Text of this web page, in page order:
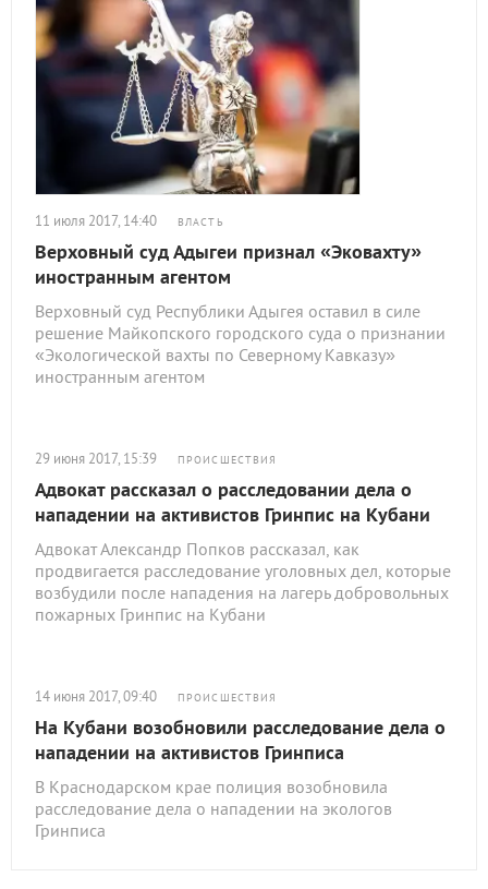
11 июля 2017, 14:40 ВЛАСТЬ
Верховный суд Адыгеи признал «Эковахту»
иностранным агентом
Верховный суд Республики Адыгея оставил в силе
решение Майкопского городского суда о признании
«Экологической вахты по Северному Кавказу»
иностранным агентом
29 июня 2017, 15:39 ПРОИСШЕСТВИЯ
Адвокат рассказал о расследовании дела о
нападении на активистов Гринпис на Кубани
Адвокат Александр Попков рассказал, как
продвигается расследование уголовных дел, которые
возбудили после нападения на лагерь добровольных
пожарных Гринпис на Кубани
14 июня 2017, 09:40 ПРОИСШЕСТВИЯ
На Кубани возобновили расследование дела о
нападении на активистов Гринписа
В Краснодарском крае полиция возобновила
расследование дела о нападении на экологов
Гринписа